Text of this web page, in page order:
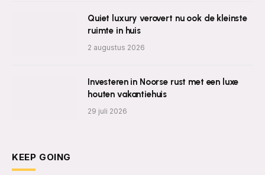
Quiet luxury verovert nu ook de kleinste
ruimte in huis
2 augustus 2026
Investeren in Noorse rust met een luxe
houten vakantiehuis
29 juli 2026
KEEP GOING